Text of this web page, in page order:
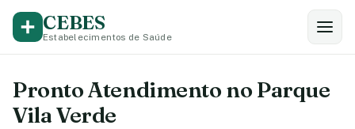
CEBES
Estabelecimentos de Saúde
Pronto Atendimento no Parque
Vila Verde